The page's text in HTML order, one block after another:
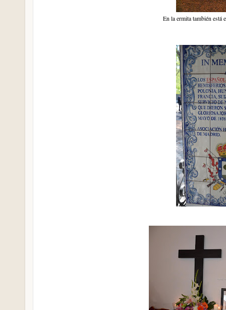
En la ermita también está